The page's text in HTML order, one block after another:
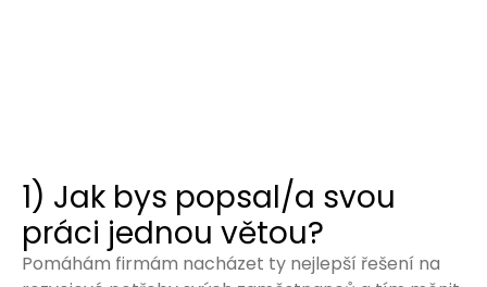
1) Jak bys popsal/a svou
práci jednou větou?
Pomáhám firmám nacházet ty nejlepší řešení na